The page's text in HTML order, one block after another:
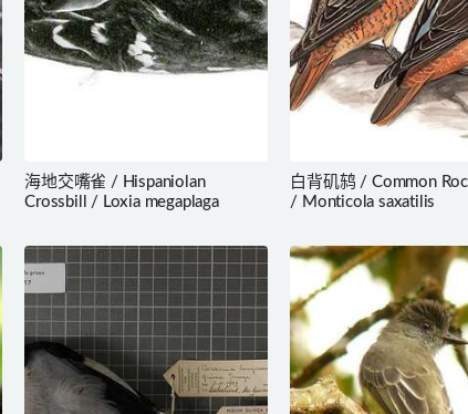
海地交嘴雀 / Hispaniolan
Crossbill / Loxia megaplaga
白背矶鸫 / Common
/ Monticola saxatilis